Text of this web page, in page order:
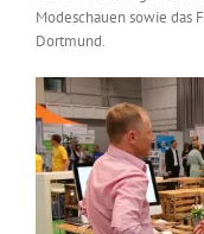
Wissen
Product Guide
Jobshop
Modeschauen sowie das
Dortmund.